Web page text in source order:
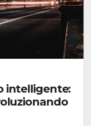
intelligente: